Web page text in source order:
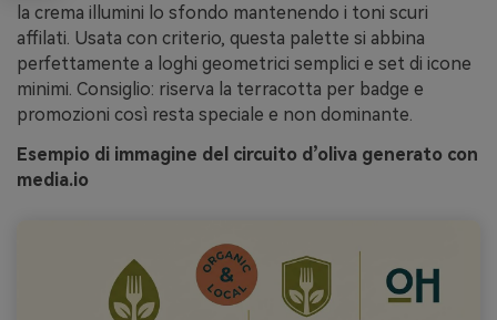
la crema illumini lo sfondo mantenendo i toni scuri
affilati. Usata con criterio, questa palette si abbina
perfettamente a loghi geometrici semplici e set di icone
minimi. Consiglio: riserva la terracotta per badge e
promozioni così resta speciale e non dominante.
Esempio di immagine del circuito d’oliva generato con
media.io